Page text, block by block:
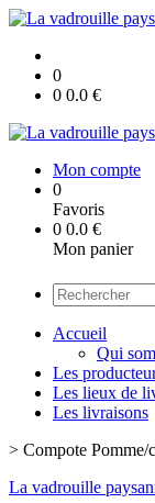
0
0 0.0 €
Mon compte
0
Favoris
0 0.0 €
Mon panier
Accueil
Qui
Les
Les lieux de
Les livraisons
> Compote Pomme/
La vadrouille